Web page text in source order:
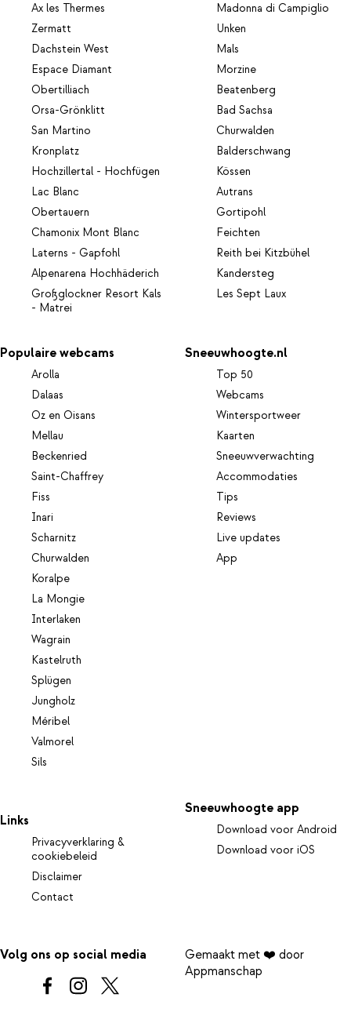
Ax les Thermes
Zermatt
Dachstein West
Espace Diamant
Obertilliach
Orsa-Grönklitt
San Martino
Kronplatz
Hochzillertal - Hochfügen
Lac Blanc
Obertauern
Chamonix Mont Blanc
Laterns - Gapfohl
Alpenarena Hochhäderich
Großglockner Resort Kals
- Matrei
Madonna di Campiglio
Unken
Mals
Morzine
Beatenberg
Bad Sachsa
Churwalden
Balderschwang
Kössen
Autrans
Gortipohl
Feichten
Reith bei Kitzbühel
Kandersteg
Les Sept Laux
Populaire webcams
Arolla
Dalaas
Oz en Oisans
Mellau
Beckenried
Saint-Chaffrey
Fiss
Inari
Scharnitz
Churwalden
Koralpe
La Mongie
Interlaken
Wagrain
Kastelruth
Splügen
Jungholz
Méribel
Valmorel
Sils
Sneeuwhoogte.nl
Top 50
Webcams
Wintersportweer
Kaarten
Sneeuwverwachting
Accommodaties
Tips
Reviews
Live updates
App
Links
Privacyverklaring &
cookiebeleid
Disclaimer
Contact
Sneeuwhoogte app
Download voor Android
Download voor iOS
Volg ons op social media
Gemaakt met ❤️ door
Appmanschap